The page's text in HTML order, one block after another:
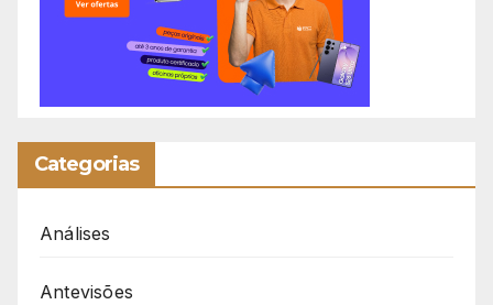
Categorias
Análises
Antevisões